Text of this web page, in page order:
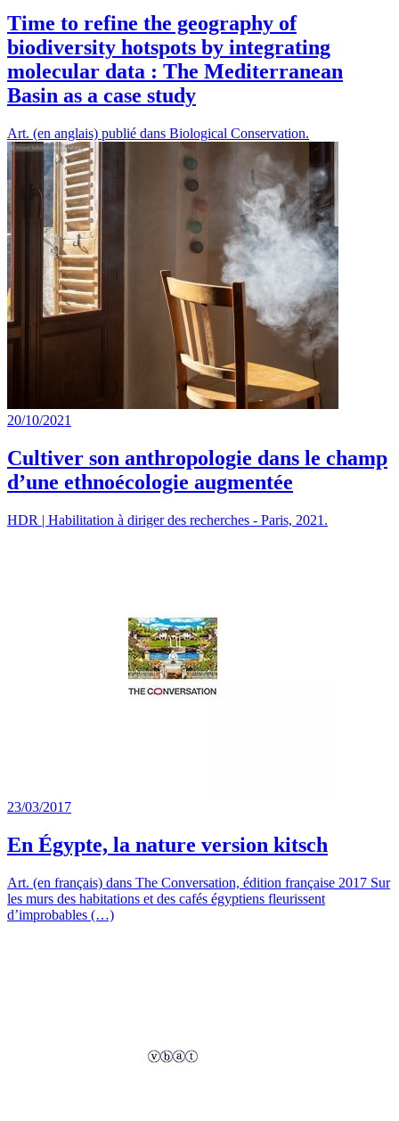
Time to refine the geography of
biodiversity hotspots by integrating
molecular data : The Mediterranean
Basin as a case study
Art. (en anglais) publié dans Biological Conservation.
20/10/2021
Cultiver son anthropologie dans le champ
d’une ethnoécologie augmentée
HDR | Habilitation à diriger des recherches - Paris, 2021.
23/03/2017
En Égypte, la nature version kitsch
Art. (en français) dans The Conversation, édition française 2017 Sur
les murs des habitations et des cafés égyptiens fleurissent
d’improbables (…)